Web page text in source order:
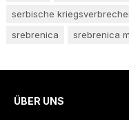
serbische
srebrenica
srebrenica
ÜBER UNS